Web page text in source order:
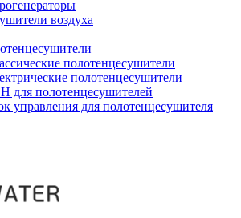
воздуха
полотенцесушители
полотенцесушители
для полотенцесушителей
управления для полотенцесушителя